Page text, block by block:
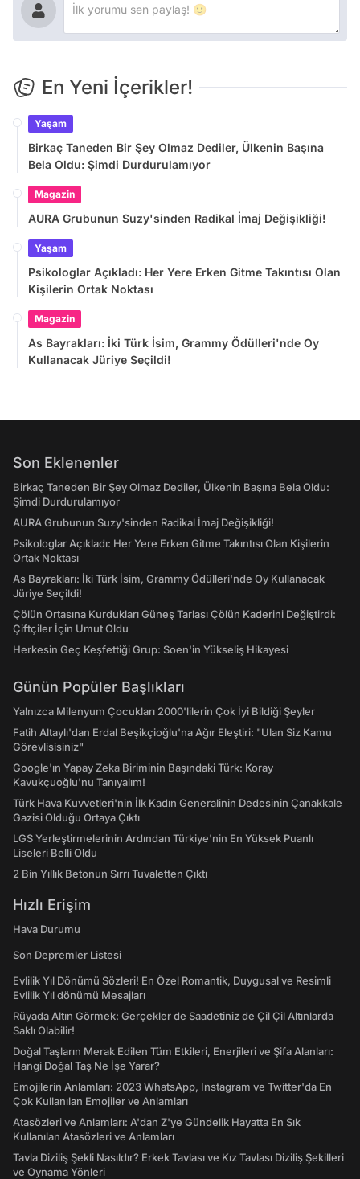
En Yeni İçerikler!
Yaşam
Birkaç Taneden Bir Şey Olmaz Dediler, Ülkenin Başına
Bela Oldu: Şimdi Durdurulamıyor
Magazin
AURA Grubunun Suzy'sinden Radikal İmaj Değişikliği!
Yaşam
Psikologlar Açıkladı: Her Yere Erken Gitme Takıntısı Olan
Kişilerin Ortak Noktası
Magazin
As Bayrakları: İki Türk İsim, Grammy Ödülleri'nde Oy
Kullanacak Jüriye Seçildi!
Son Eklenenler
Birkaç Taneden Bir Şey Olmaz Dediler, Ülkenin Başına Bela Oldu:
Şimdi Durdurulamıyor
AURA Grubunun Suzy'sinden Radikal İmaj Değişikliği!
Psikologlar Açıkladı: Her Yere Erken Gitme Takıntısı Olan Kişilerin
Ortak Noktası
As Bayrakları: İki Türk İsim, Grammy Ödülleri'nde Oy Kullanacak
Jüriye Seçildi!
Çölün Ortasına Kurdukları Güneş Tarlası Çölün Kaderini Değiştirdi:
Çiftçiler İçin Umut Oldu
Herkesin Geç Keşfettiği Grup: Soen'in Yükseliş Hikayesi
Günün Popüler Başlıkları
Yalnızca Milenyum Çocukları 2000'lilerin Çok İyi Bildiği Şeyler
Fatih Altaylı'dan Erdal Beşikçioğlu'na Ağır Eleştiri: "Ulan Siz Kamu
Görevlisisiniz"
Google'ın Yapay Zeka Biriminin Başındaki Türk: Koray
Kavukçuoğlu'nu Tanıyalım!
Türk Hava Kuvvetleri'nin İlk Kadın Generalinin Dedesinin Çanakkale
Gazisi Olduğu Ortaya Çıktı
LGS Yerleştirmelerinin Ardından Türkiye'nin En Yüksek Puanlı
Liseleri Belli Oldu
2 Bin Yıllık Betonun Sırrı Tuvaletten Çıktı
Hızlı Erişim
Hava Durumu
Son Depremler Listesi
Evlilik Yıl Dönümü Sözleri! En Özel Romantik, Duygusal ve Resimli
Evlilik Yıl dönümü Mesajları
Rüyada Altın Görmek: Gerçekler de Saadetiniz de Çil Çil Altınlarda
Saklı Olabilir!
Doğal Taşların Merak Edilen Tüm Etkileri, Enerjileri ve Şifa Alanları:
Hangi Doğal Taş Ne İşe Yarar?
Emojilerin Anlamları: 2023 WhatsApp, Instagram ve Twitter'da En
Çok Kullanılan Emojiler ve Anlamları
Atasözleri ve Anlamları: A'dan Z'ye Gündelik Hayatta En Sık
Kullanılan Atasözleri ve Anlamları
Tavla Diziliş Şekli Nasıldır? Erkek Tavlası ve Kız Tavlası Diziliş Şekilleri
ve Oynama Yönleri